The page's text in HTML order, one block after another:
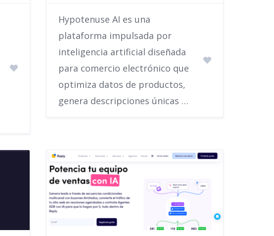
Hypotenuse AI es una
plataforma impulsada por
inteligencia artificial diseñada
para comercio electrónico que
optimiza datos de productos,
genera descripciones únicas …